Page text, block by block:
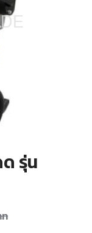
รุ่น